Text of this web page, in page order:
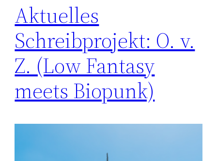
Aktuelles
Schreibprojekt: O. v.
Z. (Low Fantasy
meets Biopunk)